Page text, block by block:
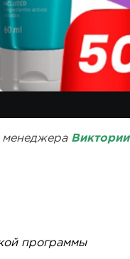
менеджера Виктории
программы